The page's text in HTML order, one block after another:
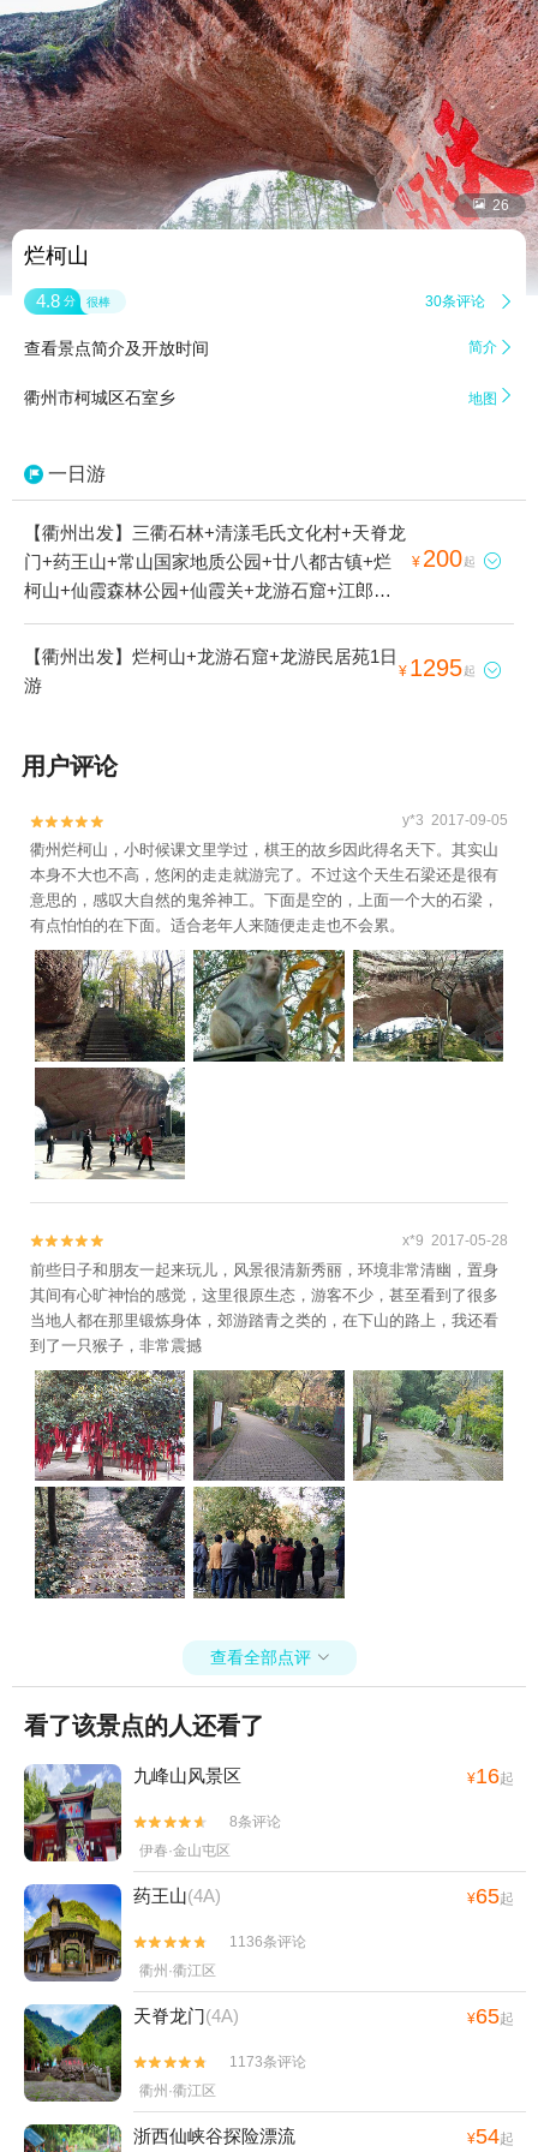
 26
烂柯山
4.8 分 很棒 30条评论 
查看景点简介及开放时间 简介 
衢州市柯城区石室乡 地图 
一日游
【衢州出发】三衢石林+清漾毛氏文化村+天脊龙
门+药王山+常山国家地质公园+廿八都古镇+烂
柯山+仙霞森林公园+仙霞关+龙游石窟+江郎山
风景名胜区+浮盖山+衢州小南海+衢州乌溪江
+衢州孔氏南宗家庙+古田山自然保护区+衢州九
龙湖+龙游民居苑+龙游八塔+浮盖山峡谷漂流
园+衢州衆园+龙游峡谷漂流+童年时光主题乐园
+龙天小镇+衢州乐翻天水上乐园+衢州大荫山森
林穿越探险乐园+衢州飞鸿滑草场+衢州悦龙湾度
假园区+衢州大荫山丛林飞越探险乐园+衢州三毛
滑雪乐园+常山石博园+衢州启明星农场+梅树底
风景区+东方巨石阵+衢州儿童公园+衢州古城文
化旅游区+龙游花海+中国观赏石博览馆+龙游雷
迪森龙山运动驿站+衢州天王塔沉浸式艺术馆+江
郎山峡谷漂流+龙游湖·骏和水上运动俱乐部+衢
州神王谷景区+雪沐温泉+信安湖夜游+六春湖生
态景区+烟雨江郎景区+衢州古城墙+衢州神农殿
+衢州书院+六春湖索道观光+花牵谷景区玫瑰园
+凡界·星宿高田+江山太阳谷乐园+浙江衢州跳伞
基地+江郎山飞行基地+浸梦水亭门+凹凸户外越
¥ 200起 
【衢州出发】烂柯山+龙游石窟+龙游民居苑1日
游
¥ 1295起 
用户评论

 y*3 2017-09-05
衢州烂柯山，小时候课文里学过，棋王的故乡因此得名天下。其实山
本身不大也不高，悠闲的走走就游完了。不过这个天生石梁还是很有
意思的，感叹大自然的鬼斧神工。下面是空的，上面一个大的石梁，
有点怕怕的在下面。适合老年人来随便走走也不会累。

 x*9 2017-05-28
前些日子和朋友一起来玩儿，风景很清新秀丽，环境非常清幽，置身
其间有心旷神怡的感觉，这里很原生态，游客不少，甚至看到了很多
当地人都在那里锻炼身体，郊游踏青之类的，在下山的路上，我还看
到了一只猴子，非常震撼
查看全部点评 
看了该景点的人还看了
九峰山风景区 ¥16起


8条评论
伊春·金山屯区
药王山(4A) ¥65起


1136条评论
衢州·衢江区
天脊龙门(4A) ¥65起


1173条评论
衢州·衢江区
浙西仙峡谷探险漂流 ¥54起
